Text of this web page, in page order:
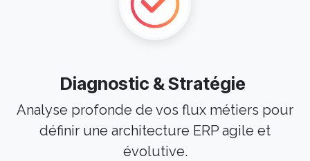
Diagnostic & Stratégie
Analyse profonde de vos flux métiers pour
définir une architecture ERP agile et
évolutive.